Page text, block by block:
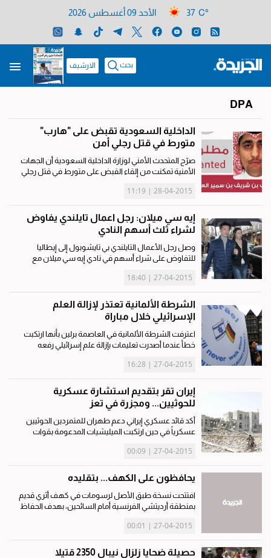
37 C° الأحد 09 أغسطس 2026
بحث الارشيف
DPA
الداخلية السعودية تقبض على "هارب"
متورط في قتل رجلي أمن
صرّح المتحدث الأمني لوزارة الداخلية السعودية أن الجهات
الأمنية تمكنت من إلقاء القبض على متورط في قتل رجلي
السعودية (واس) إن الجهات الأمنية تمكنت من إلقاء
28-04-2015 | 11:19
إيه سي ميلان: رجل اعمال تايلندي يفاوض
لشراء ثلث أسهم النادي
وصل رجل الأعمال التايلندي بي تايشوبول إلى إيطاليا
للتفاوض على شراء أسهم في نادي إيه سي ميلان مع
27-04-2015 | 18:40
الشرطة الألمانية تعتذر لإزالة العلم
الإسرائيلي خلال مباراة
اعترفت الشرطة الألمانية في العاصمة برلين بأنها ارتكبت
خطأ عندما أصدرت تعليمات بإزالة علم إسرائيلي رفعه
27-04-2015 | 16:28
إيران تقر بتقديم استشارة عسكرية
للحوثيين... ومجزرة في تعز
أكد قائد عسكري إيراني دعم طهران للمتمردين الحوثيين
عسكرياً في حين ارتكبت الميليشيات المدعومة بقوات
تعز، وبينما قصف التحالف العربي مواقع في صنعاء ومأرب
27-04-2015 | 00:09
يحافظون على الكهف... بتقليده
افتتحت نسخة طبق الأصل لرسومات في كهف أثري قديم
بمنطقة أرديتشي الفرنسية أمام السائحين، بهدف الحفاظ
27-04-2015 | 00:01
حصيلة ضحايا زلزال نيبال 2350 قتيلا